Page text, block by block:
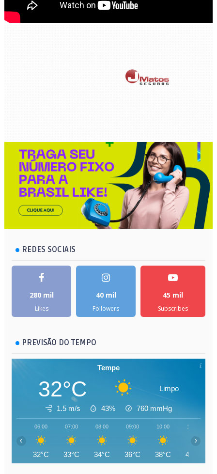
REDES SOCIAIS
280 mil
Likes
40 mil
Followers
45 mil
Subscribes
PREVISÃO DO TEMPO
Tempe
32°C Limpo
1.5 m/s 43% 760 mmHg
06:00
32°C
07:00
33°C
08:00
34°C
09:00
36°C
10:00
38°C
11:00
40°C
‹ ›